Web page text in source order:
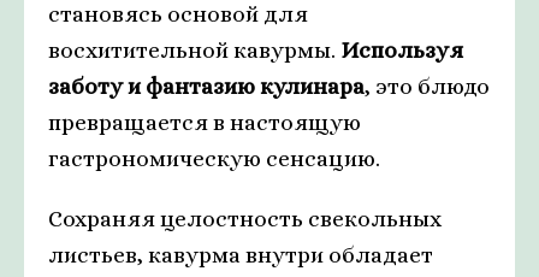
становясь основой для
восхитительной кавурмы. Используя
заботу и фантазию кулинара, это блюдо
превращается в настоящую
гастрономическую сенсацию.
Сохраняя целостность свекольных
листьев, кавурма внутри обладает